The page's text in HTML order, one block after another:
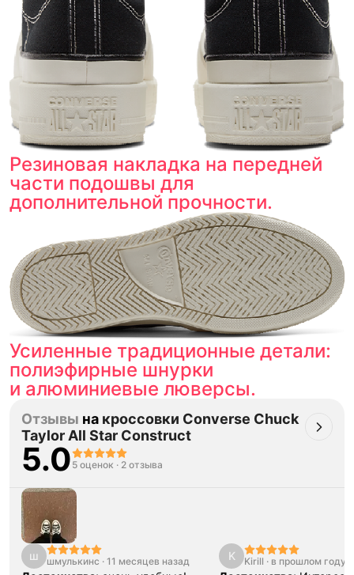
Резиновая накладка на передней
части подошвы для
дополнительной прочности.
Усиленные традиционные детали:
полиэфирные шнурки
и алюминиевые люверсы.
Отзывы на кроссовки Converse Chuck
Taylor All Star Construct
5.0 5 оценок · 2 отзыва
ш шмулькинс · 11 месяцев назад K Kirill · в прошлом году